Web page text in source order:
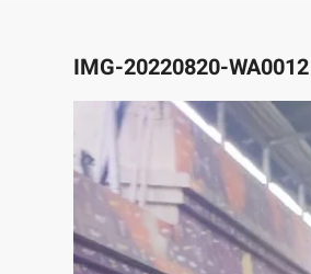
IMG-20220820-WA0012